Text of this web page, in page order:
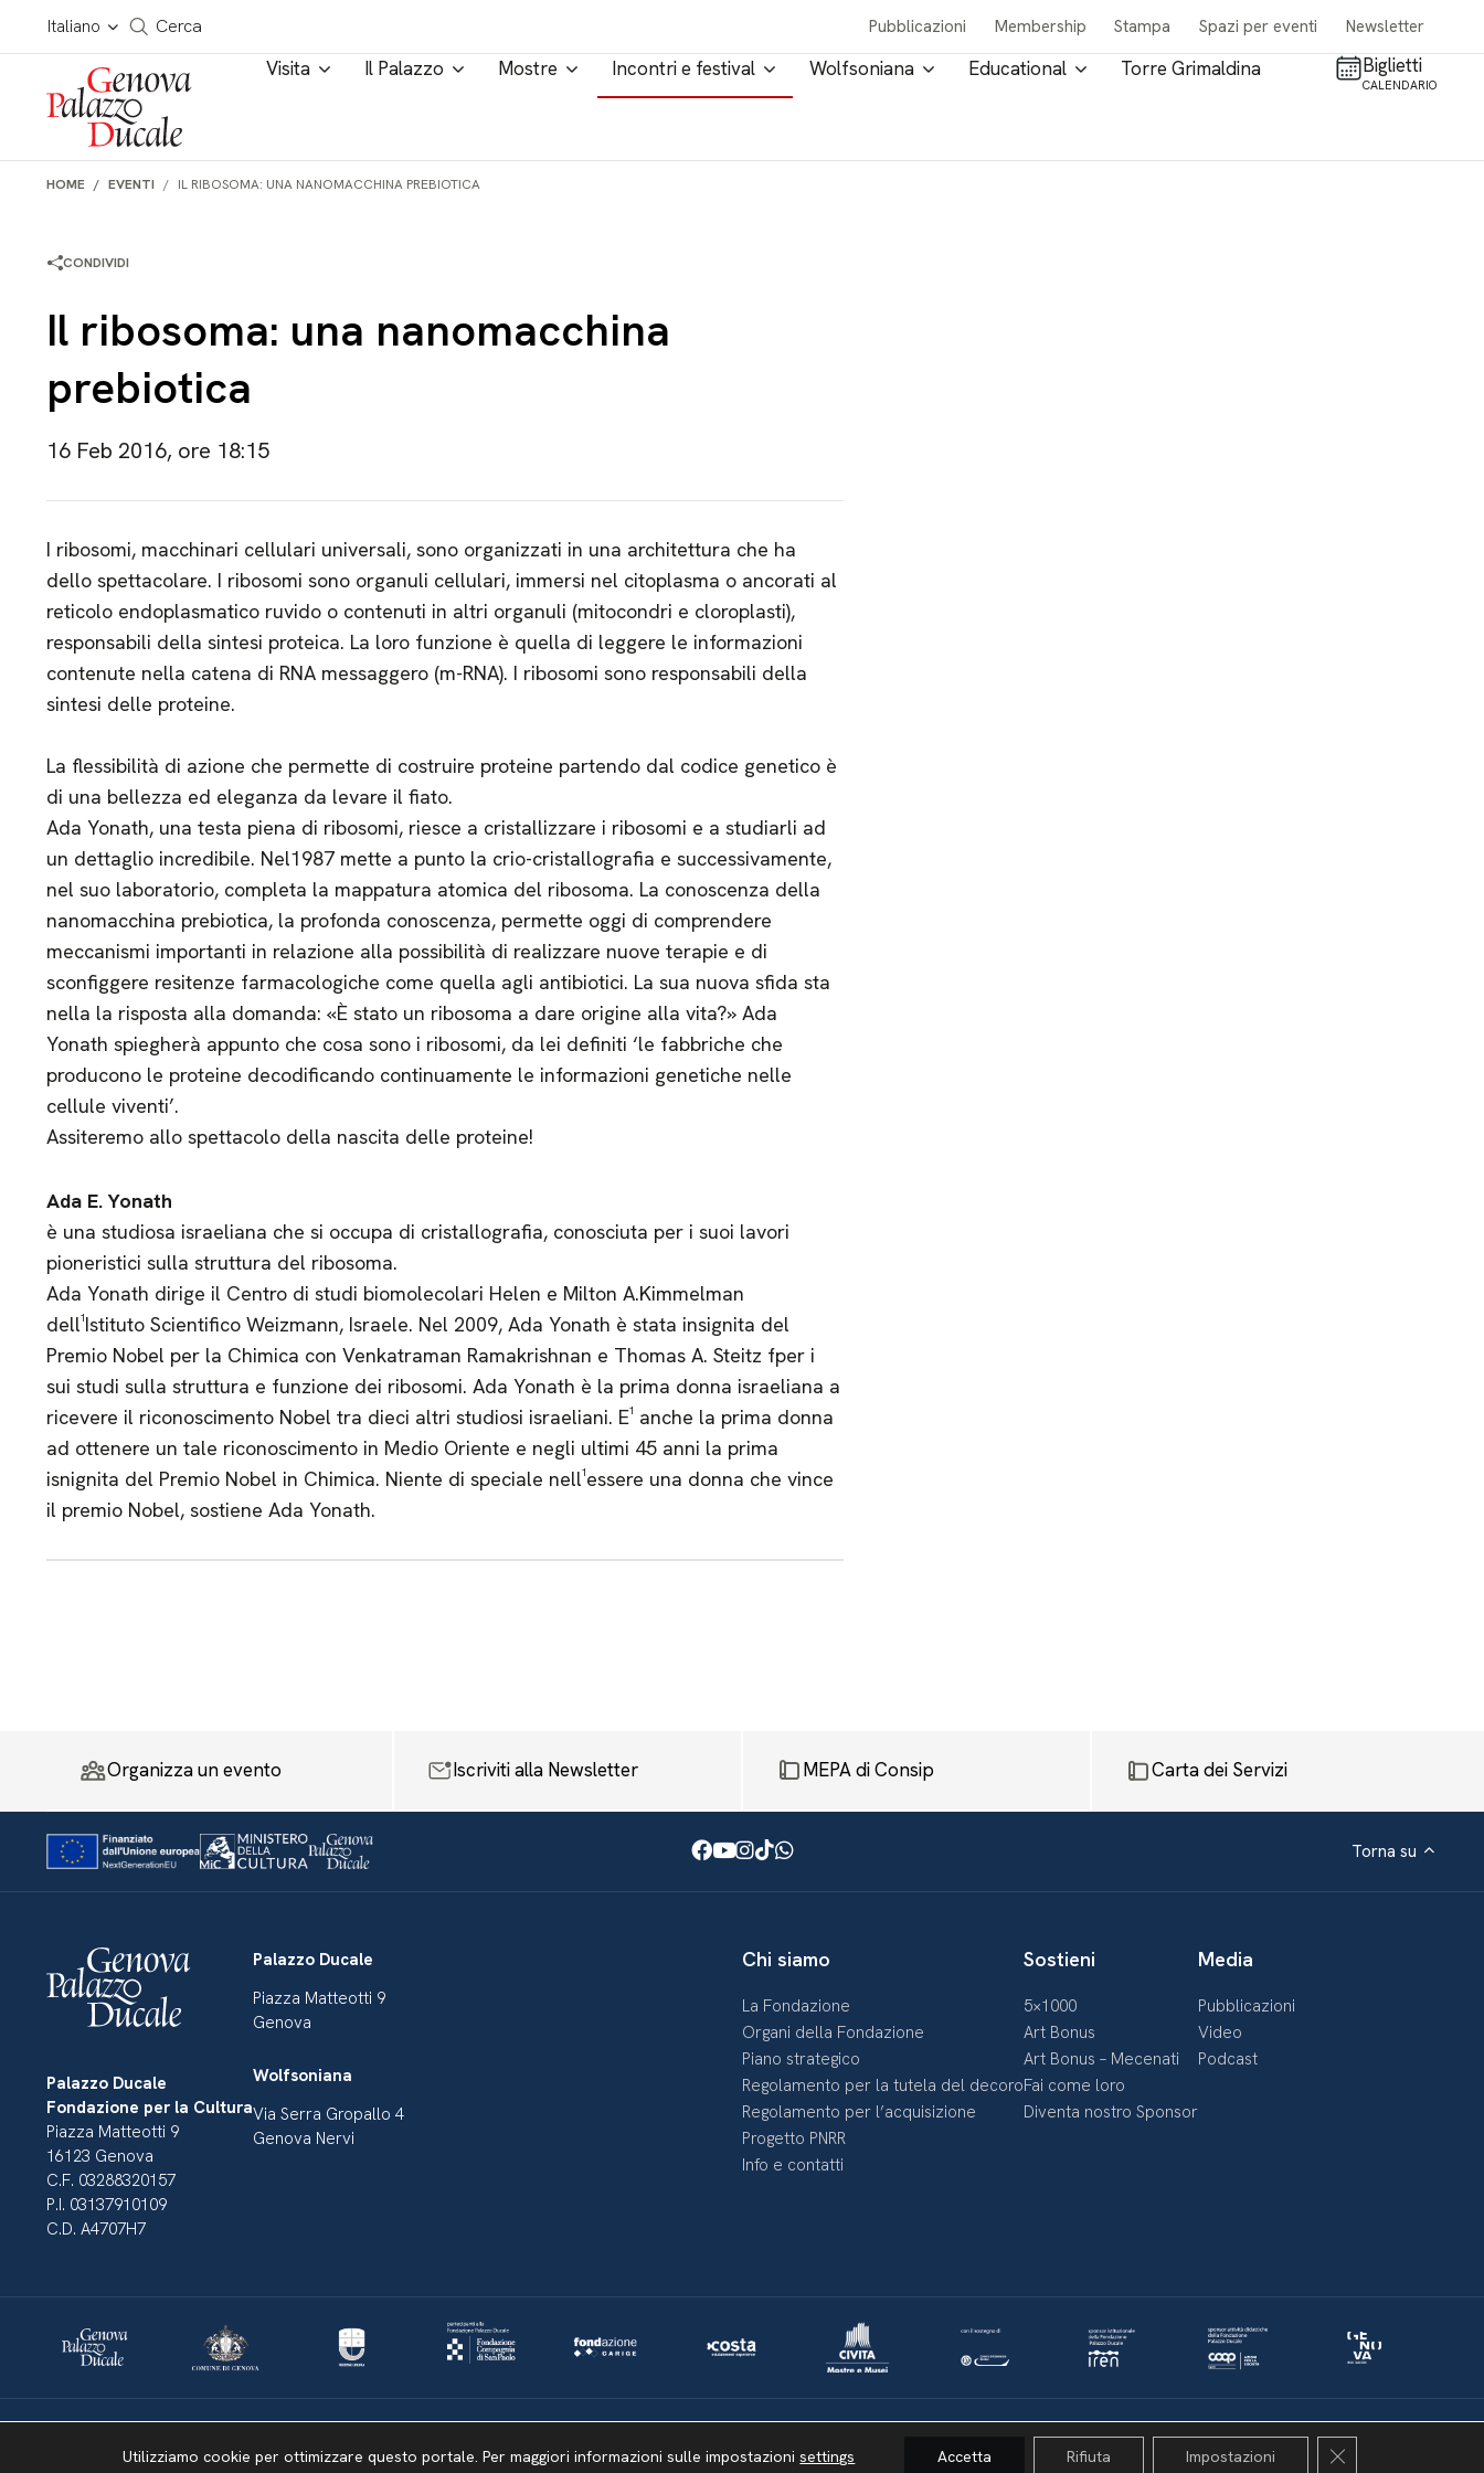
Salta al contenuto
Italiano
Cerca in tutto il sito
Cerca Pubblicazioni Membership Stampa Spazi per eventi Newsletter
Visita Il Palazzo Mostre Incontri e festival Wolfsoniana Educational Torre Grimaldina Biglietti
CALENDARIO
HOME EVENTI IL RIBOSOMA: UNA NANOMACCHINA PREBIOTICA
CONDIVIDI
Il ribosoma: una nanomacchina
prebiotica
16 Feb 2016, ore 18:15
I ribosomi, macchinari cellulari universali, sono organizzati in una architettura che ha
dello spettacolare. I ribosomi sono organuli cellulari, immersi nel citoplasma o ancorati al
reticolo endoplasmatico ruvido o contenuti in altri organuli (mitocondri e cloroplasti),
responsabili della sintesi proteica. La loro funzione è quella di leggere le informazioni
contenute nella catena di RNA messaggero (m-RNA). I ribosomi sono responsabili della
sintesi delle proteine.
La flessibilità di azione che permette di costruire proteine partendo dal codice genetico è
di una bellezza ed eleganza da levare il fiato.
Ada Yonath, una testa piena di ribosomi, riesce a cristallizzare i ribosomi e a studiarli ad
un dettaglio incredibile. Nel1987 mette a punto la crio-cristallografia e successivamente,
nel suo laboratorio, completa la mappatura atomica del ribosoma. La conoscenza della
nanomacchina prebiotica, la profonda conoscenza, permette oggi di comprendere
meccanismi importanti in relazione alla possibilità di realizzare nuove terapie e di
sconfiggere resitenze farmacologiche come quella agli antibiotici. La sua nuova sfida sta
nella la risposta alla domanda: «È stato un ribosoma a dare origine alla vita?» Ada
Yonath spiegherà appunto che cosa sono i ribosomi, da lei definiti ‘le fabbriche che
producono le proteine decodificando continuamente le informazioni genetiche nelle
cellule viventi’.
Assiteremo allo spettacolo della nascita delle proteine!
Ada E. Yonath
è una studiosa israeliana che si occupa di cristallografia, conosciuta per i suoi lavori
pioneristici sulla struttura del ribosoma.
Ada Yonath dirige il Centro di studi biomolecolari Helen e Milton A.Kimmelman
dell¹Istituto Scientifico Weizmann, Israele. Nel 2009, Ada Yonath è stata insignita del
Premio Nobel per la Chimica con Venkatraman Ramakrishnan e Thomas A. Steitz fper i
sui studi sulla struttura e funzione dei ribosomi. Ada Yonath è la prima donna israeliana a
ricevere il riconoscimento Nobel tra dieci altri studiosi israeliani. E¹ anche la prima donna
ad ottenere un tale riconoscimento in Medio Oriente e negli ultimi 45 anni la prima
isnignita del Premio Nobel in Chimica. Niente di speciale nell¹essere una donna che vince
il premio Nobel, sostiene Ada Yonath.
Organizza un evento Iscriviti alla Newsletter MEPA di Consip Carta dei Servizi
Facebook
Youtube
Instagram
TikTok
WhatsApp Torna su
Palazzo Ducale
Fondazione per la Cultura
Piazza Matteotti 9
16123 Genova
C.F. 03288320157
P.I. 03137910109
C.D. A4707H7
Palazzo Ducale
Piazza Matteotti 9
Genova
Wolfsoniana
Via Serra Gropallo 4
Genova Nervi
Chi siamo
La Fondazione
Organi della Fondazione
Piano strategico
Regolamento per la tutela del decoro
Regolamento per l’acquisizione
Progetto PNRR
Info e contatti
Sostieni
5×1000
Art Bonus
Art Bonus – Mecenati
Fai come loro
Diventa nostro Sponsor
Media
Pubblicazioni
Video
Podcast
Politica della privacy & Cookies
Policy social media
Mappa del sitoUtilizziamo cookie per ottimizzare questo portale. Per maggiori informazioni sulle impostazionisettings Accetta Rifiuta Impostazioni Close GDPR Cookie